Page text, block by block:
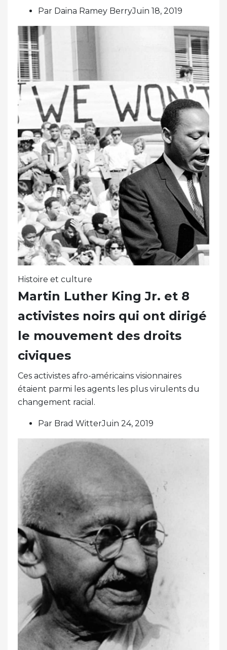
Par Daina Ramey BerryJuin 18, 2019
Histoire et culture
Martin Luther King Jr. et 8
activistes noirs qui ont dirigé
le mouvement des droits
civiques
Ces activistes afro-américains visionnaires
étaient parmi les agents les plus virulents du
changement racial.
Par Brad WitterJuin 24, 2019